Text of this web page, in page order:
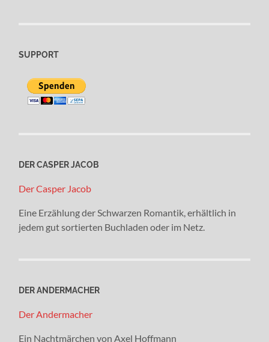
SUPPORT
DER CASPER JACOB
Der Casper Jacob
Eine Erzählung der Schwarzen Romantik, erhältlich in
jedem gut sortierten Buchladen oder im Netz.
DER ANDERMACHER
Der Andermacher
Ein Nachtmärchen von Axel Hoffmann